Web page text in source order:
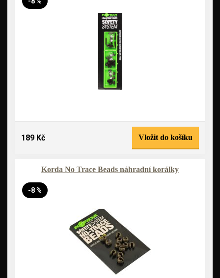
189 Kč Vložit do košíku
Korda No Trace Beads náhradní korálky
-8 %